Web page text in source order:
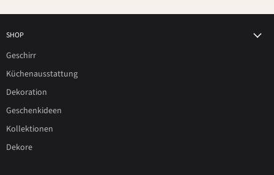
SHOP
Geschirr
Küchenausstattung
Dekoration
Geschenkideen
Kollektionen
Dekore